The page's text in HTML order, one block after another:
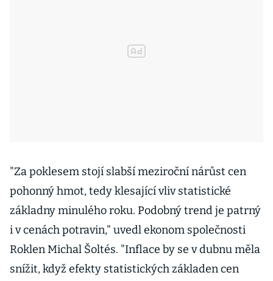
"Za poklesem stojí slabší meziroční nárůst cen
pohonný hmot, tedy klesající vliv statistické
základny minulého roku. Podobný trend je patrný
i v cenách potravin," uvedl ekonom společnosti
Roklen Michal Šoltés. "Inflace by se v dubnu měla
snížit, když efekty statistických základen cen